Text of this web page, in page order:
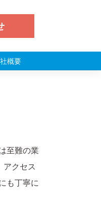
概要
至難の業
アクセス
も丁寧に